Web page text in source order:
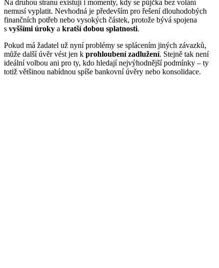
Na druhou stranu existují i momenty, kdy se půjčka bez volání
nemusí vyplatit. Nevhodná je především pro řešení dlouhodobých
finančních potřeb nebo vysokých částek, protože bývá spojena
s vyššími úroky a kratší dobou splatnosti.
Pokud má žadatel už nyní problémy se splácením jiných závazků,
může další úvěr vést jen k prohloubení zadlužení. Stejně tak není
ideální volbou ani pro ty, kdo hledají nejvýhodnější podmínky – ty
totiž většinou nabídnou spíše bankovní úvěry nebo konsolidace.